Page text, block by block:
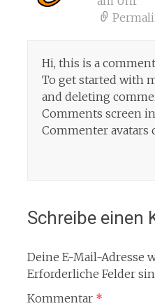
Hi, this is a
To get started with
and deleting
Comments screen
Commenter avatars
Schreibe einen
Deine E-Mail-Adresse
Erforderliche Felder
Kommentar *